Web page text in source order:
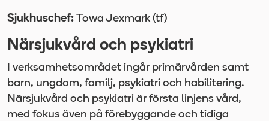
Sjukhuschef: Towa Jexmark (tf)
Närsjukvård och psykiatri
I verksamhetsområdet ingår primärvården samt
barn, ungdom, familj, psykiatri och habilitering.
Närsjukvård och psykiatri är första linjens vård,
med fokus även på förebyggande och tidiga